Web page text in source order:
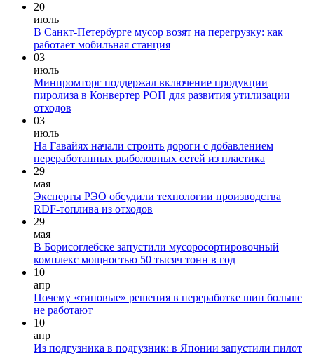
20
июль
В Санкт-Петербурге мусор возят на перегрузку: как
работает мобильная станция
03
июль
Минпромторг поддержал включение продукции
пиролиза в Конвертер РОП для развития утилизации
отходов
03
июль
На Гавайях начали строить дороги с добавлением
переработанных рыболовных сетей из пластика
29
мая
Эксперты РЭО обсудили технологии производства
RDF-топлива из отходов
29
мая
В Борисоглебске запустили мусоросортировочный
комплекс мощностью 50 тысяч тонн в год
10
апр
Почему «типовые» решения в переработке шин больше
не работают
10
апр
Из подгузника в подгузник: в Японии запустили пилот